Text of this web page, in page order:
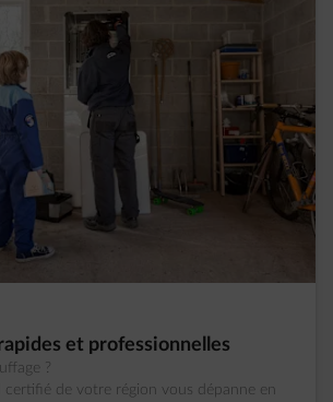
et professionnelles
?
certifié de votre région vous dépanne en